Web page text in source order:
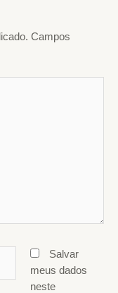
Campos
Salvar
meus dados
neste